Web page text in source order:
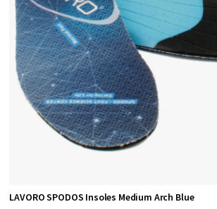
LAVORO SPODOS Insoles Medium Arch Blue